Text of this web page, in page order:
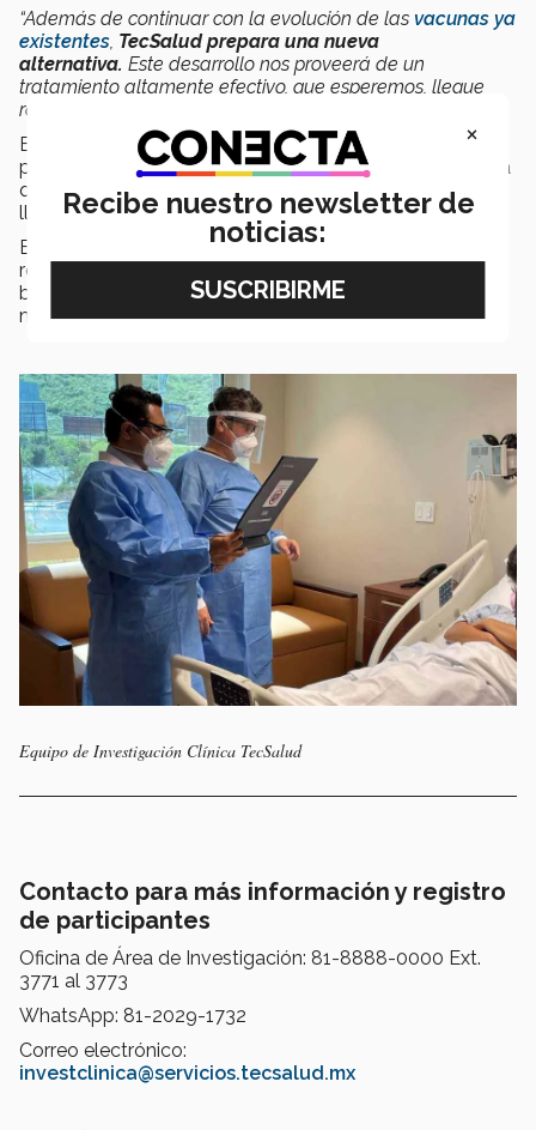
“Además de continuar con la evolución de las vacunas ya
existentes, TecSalud prepara una nueva
alternativa. Este desarrollo nos proveerá de un
tratamiento altamente efectivo, que esperemos, llegue
rápidamente a la gran mayoría de la sociedad”,
Esta es otra alternativa más en la queTecSalud
está
participando para hacer frente a la pandemia. Se espera
que sea untratamiento altamente efectivo
y que
llegue rápidamente a gran parte de la población.
Este esfuerzo entre
TecSaludeInosan Biopharma
representa un
beneficiar a la sociedad, y por ende, al ecosistema
médico y científico en el país.
Equipo de Investigación Clínica TecSalud
Contacto para más información y registro
de participantes
Oficina de Área de Investigación: 81-8888-0000 Ext.
3771 al 3773
WhatsApp: 81-2029-1732
Correo electrónico:
investclinica@servicios.tecsalud.mx
×
Recibe nuestro newsletter de
noticias: